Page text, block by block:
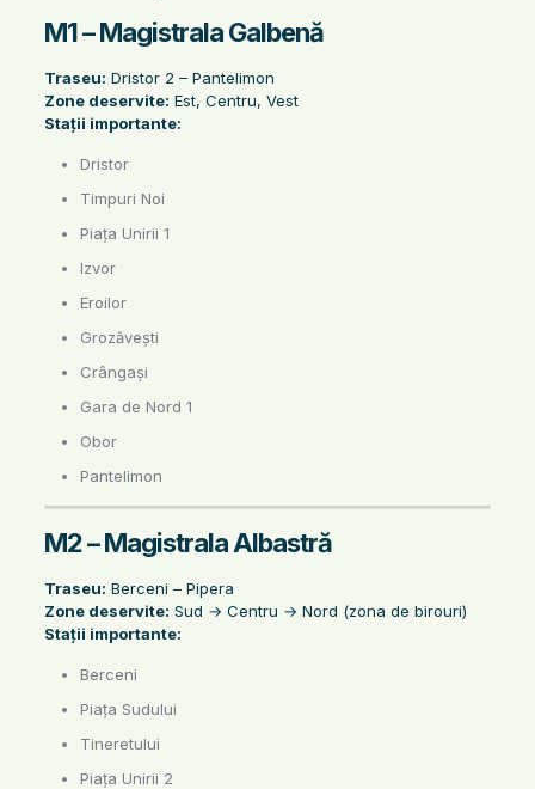
M1 – Magistrala Galbenă
Traseu: Dristor 2 – Pantelimon
Zone deservite: Est, Centru, Vest
Stații importante:
Dristor
Timpuri Noi
Piața Unirii 1
Izvor
Eroilor
Grozăvești
Crângași
Gara de Nord 1
Obor
Pantelimon
M2 – Magistrala Albastră
Traseu: Berceni – Pipera
Zone deservite: Sud → Centru → Nord (zona de birouri)
Stații importante:
Berceni
Piața Sudului
Tineretului
Piața Unirii 2